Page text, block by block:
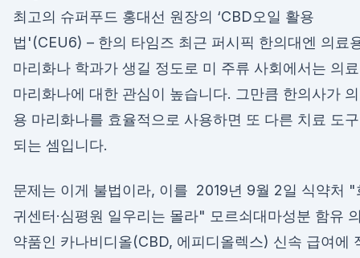
최고의 슈퍼푸드 홍대선 원장의 ‘CBD오일 활용
법'(CEU6) – 한의 타임즈 최근 퍼시픽 한의대엔 의료
마리화나 학과가 생길 정도로 미 주류 사회에서는 의
마리화나에 대한 관심이 높습니다. 그만큼 한의사가 의
용 마리화나를 효율적으로 사용하면 또 다른 치료 도
되는 셈입니다.
문제는 이게 불법이라, 이를 2019년 9월 2일 식약처 "
귀센터·심평원 일우리는 몰라" 모르쇠대마성분 함유 의
약품인 카나비디올(CBD, 에피디올렉스) 신속 급여에